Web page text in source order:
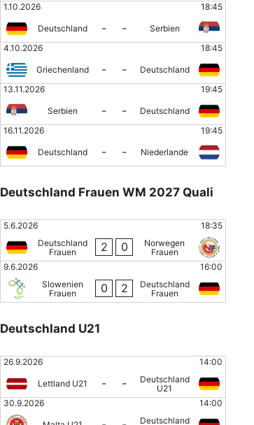
1.10.2026
18:45
Deutschland - -
Serbien
4.10.2026
18:45
Griechenland - -
Deutschland
13.11.2026
19:45
Serbien - -
Deutschland
16.11.2026
19:45
Deutschland - - Niederlande
Deutschland Frauen WM 2027 Quali
5.6.2026
18:35
Deutschland
Frauen
2 0
Norwegen
Frauen
9.6.2026
16:00
Slowenien
Frauen
0 2
Deutschland
Frauen
Deutschland U21
26.9.2026 14:00
Lettland U21 - -
Deutschland
U21
30.9.2026
14:00
Deutschland